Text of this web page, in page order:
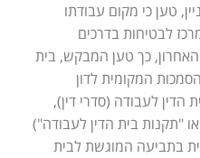
טען כי מקום עבודתו
18.2.17 היה במרכז לבטיחות בדרכים
כך טען המבקש, בית
המקומית לדון
3 לתקנות בית הדין לעבודה (סדרי דין),
או "תקנות בית הדין לעבודה")
בתביעה המוגשת לבית